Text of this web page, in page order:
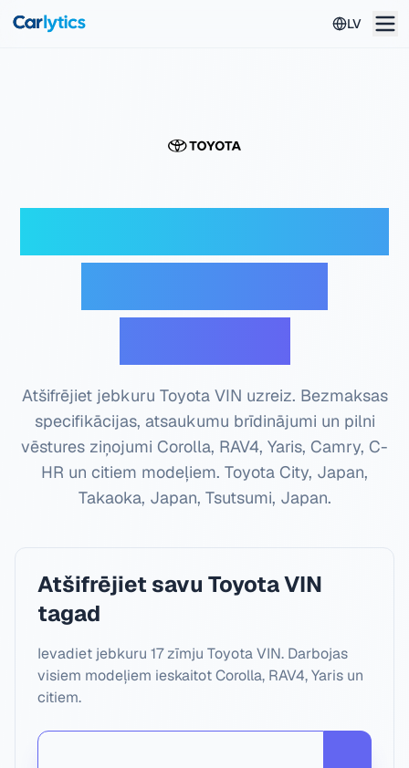
LV
Atšifrējiet jebkuru Toyota VIN uzreiz. Bezmaksas
specifikācijas, atsaukumu brīdinājumi un pilni
vēstures ziņojumi Corolla, RAV4, Yaris, Camry, C-
HR un citiem modeļiem. Toyota City, Japan,
Takaoka, Japan, Tsutsumi, Japan.
Atšifrējiet savu Toyota VIN
tagad
Ievadiet jebkuru 17 zīmju Toyota VIN. Darbojas
visiem modeļiem ieskaitot Corolla, RAV4, Yaris un
citiem.